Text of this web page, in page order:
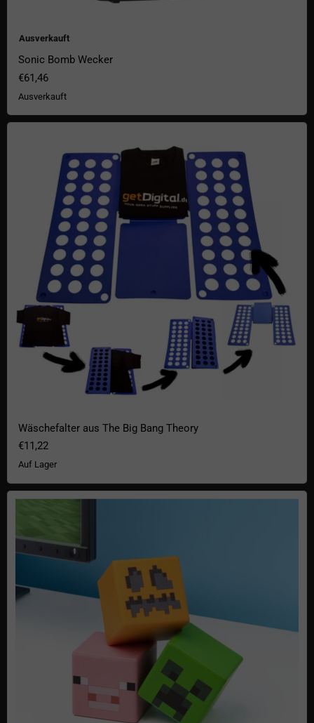
Ausverkauft
Sonic Bomb Wecker
€61,46
Ausverkauft
Wäschefalter aus The Big Bang Theory
€11,22
Auf Lager